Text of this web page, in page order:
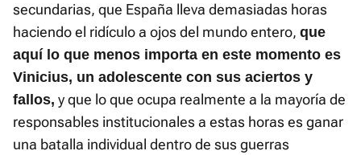
secundarias, que España lleva demasiadas horas
haciendo el ridículo a ojos del mundo entero, que
aquí lo que menos importa en este momento es
Vinicius, un adolescente con sus aciertos y
fallos, y que lo que ocupa realmente a la mayoría de
responsables institucionales a estas horas es ganar
una batalla individual dentro de sus guerras